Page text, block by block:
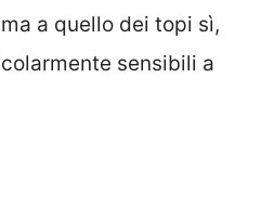
a quello dei topi sì,
sensibili a